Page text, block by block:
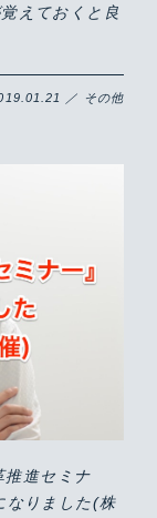
えておくと良
／ その他
進セミナ
なりました(株